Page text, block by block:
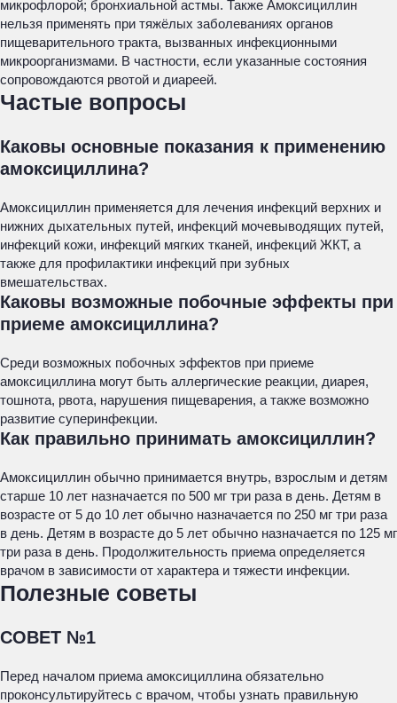
микрофлорой; бронхиальной астмы. Также Амоксициллин
нельзя применять при тяжёлых заболеваниях органов
пищеварительного тракта, вызванных инфекционными
микроорганизмами. В частности, если указанные состояния
сопровождаются рвотой и диареей.
Частые вопросы
Каковы основные показания к применению
амоксициллина?
Амоксициллин применяется для лечения инфекций верхних и
нижних дыхательных путей, инфекций мочевыводящих путей,
инфекций кожи, инфекций мягких тканей, инфекций ЖКТ, а
также для профилактики инфекций при зубных
вмешательствах.
Каковы возможные побочные эффекты при
приеме амоксициллина?
Среди возможных побочных эффектов при приеме
амоксициллина могут быть аллергические реакции, диарея,
тошнота, рвота, нарушения пищеварения, а также возможно
развитие суперинфекции.
Как правильно принимать амоксициллин?
Амоксициллин обычно принимается внутрь, взрослым и детям
старше 10 лет назначается по 500 мг три раза в день. Детям в
возрасте от 5 до 10 лет обычно назначается по 250 мг три раза
в день. Детям в возрасте до 5 лет обычно назначается по 125 мг
три раза в день. Продолжительность приема определяется
врачом в зависимости от характера и тяжести инфекции.
Полезные советы
СОВЕТ №1
Перед началом приема амоксициллина обязательно
проконсультируйтесь с врачом, чтобы узнать правильную